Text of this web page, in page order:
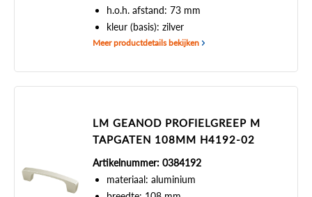
h.o.h. afstand: 73 mm
kleur (basis): zilver
Meer productdetails bekijken
LM GEANOD PROFIELGREEP M
TAPGATEN 108MM H4192-02
Artikelnummer: 0384192
materiaal: aluminium